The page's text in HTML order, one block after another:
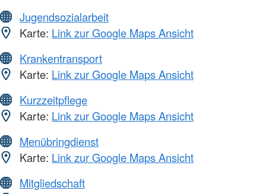
Jugendsozialarbeit
Karte: Link zur Google Maps Ansicht
Krankentransport
Karte: Link zur Google Maps Ansicht
Kurzzeitpflege
Karte: Link zur Google Maps Ansicht
Menübringdienst
Karte: Link zur Google Maps Ansicht
Mitgliedschaft